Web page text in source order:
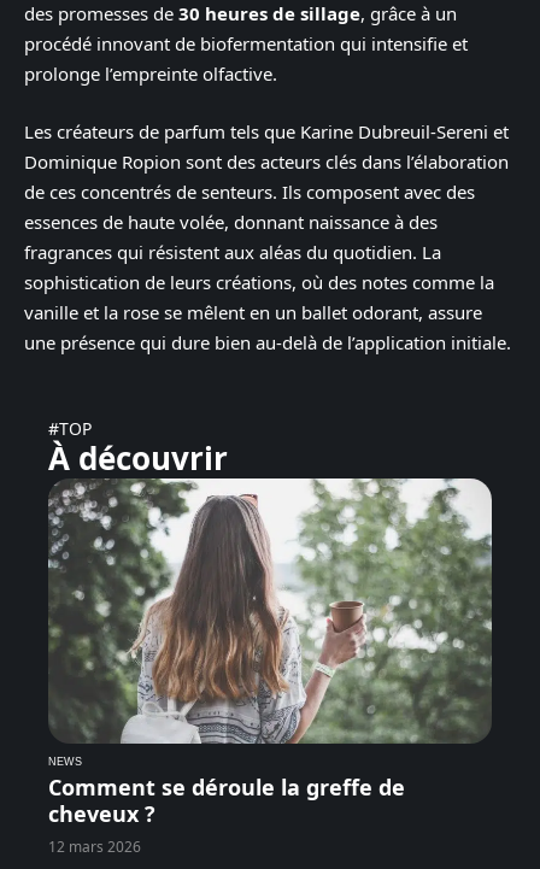
des promesses de 30 heures de sillage, grâce à un
procédé innovant de biofermentation qui intensifie et
prolonge l’empreinte olfactive.
Les créateurs de parfum tels que Karine Dubreuil-Sereni et
Dominique Ropion sont des acteurs clés dans l’élaboration
de ces concentrés de senteurs. Ils composent avec des
essences de haute volée, donnant naissance à des
fragrances qui résistent aux aléas du quotidien. La
sophistication de leurs créations, où des notes comme la
vanille et la rose se mêlent en un ballet odorant, assure
une présence qui dure bien au-delà de l’application initiale.
#TOP
À découvrir
NEWS
Comment se déroule la greffe de
cheveux ?
12 mars 2026